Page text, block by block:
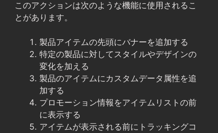
このアクションは次のような機能に使用されるこ
とがあります。
製品アイテムの先頭にバナーを追加する
特定の製品に対してスタイルやデザインの
変化を加える
製品のアイテムにカスタムデータ属性を追
加する
プロモーション情報をアイテムリストの前
に表示する
アイテムが表示される前にトラッキングコ